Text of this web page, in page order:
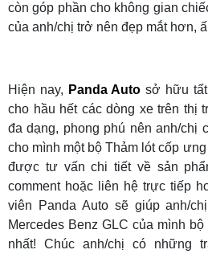
còn góp phần cho không gian
của anh/chị trở nên đẹp mắt hơn,
Hiện nay, Panda Auto sở hữu
cho hầu hết các dòng xe trên thị
đa dạng, phong phú nên anh/chị
cho mình một bộ Thảm lót cốp
được tư vấn chi tiết về sản
comment hoặc liên hệ trực tiếp
viên Panda Auto sẽ giúp anh/
Mercedes Benz GLC của mình bộ
nhất! Chúc anh/chị có những